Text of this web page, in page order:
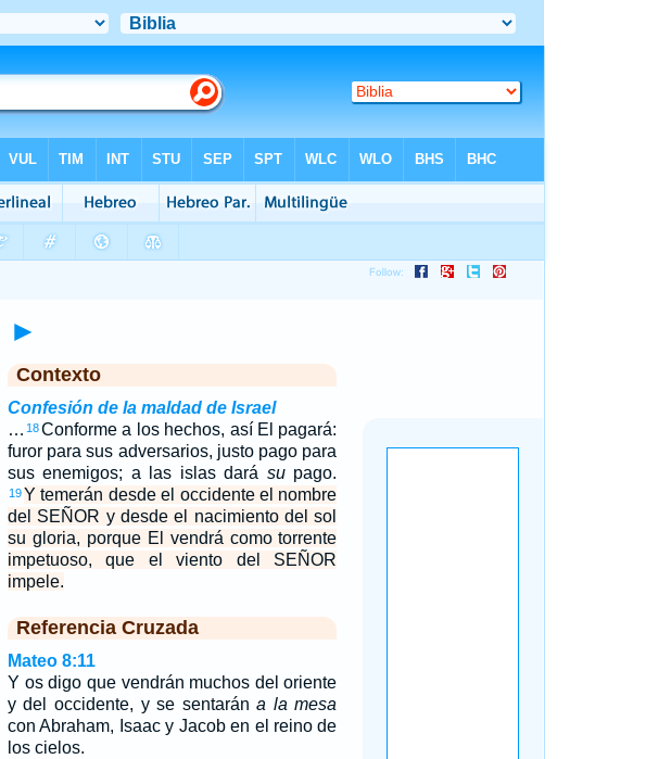
►
Contexto
Confesión de la maldad de Israel
… 18Conforme a los hechos, así El pagará:
furor para sus adversarios, justo pago para
sus enemigos; a las islas dará supago.
19Y temerán desde el occidente el nombre
del SEÑOR y desde el nacimiento del sol
su gloria, porque El vendrá como torrente
impetuoso, que el viento del SEÑOR
impele.
Referencia Cruzada
Mateo 8:11
Y os digo que vendrán muchos del oriente
y del occidente, y se sentarána la mesa
con Abraham, Isaac y Jacob en el reino de
los cielos.